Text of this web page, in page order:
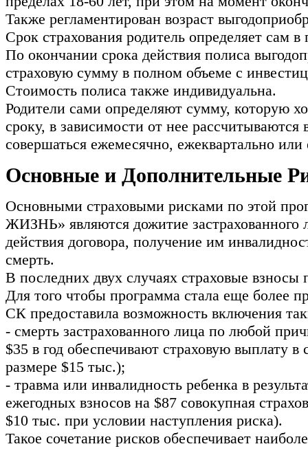
Также регламентирован возраст
Срок страхования родитель определяет сам в
По окончании срока действия полиса
страховую сумму в полном объеме с
Стоимость полиса также индивидуальна.
Родители сами определяют сумму, которую
сроку, в зависимости от нее
совершаться ежемесячно, ежеквартально или
Основные и Дополнительные
Основными страховыми рисками по этой
ЖИЗНЬ» являются дожитие застрахованного
действия договора, получение им
смерть.
В последних двух случаях страховые взносы
Для того чтобы программа стала еще более
СК предоставила возможность включения
- смерть застрахованного лица по любой
$35 в год обеспечивают страховую выплату в
размере $15 тыс.);
- травма или инвалидность ребенка в
ежегодных взносов на $87 совокупная
$10 тыс. при условии наступления риска).
Такое сочетание рисков обеспечивает